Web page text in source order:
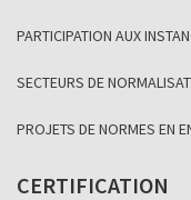
PARTICIPATION AUX
SECTEURS DE
PROJETS DE NORMES EN
CERTIFICATION